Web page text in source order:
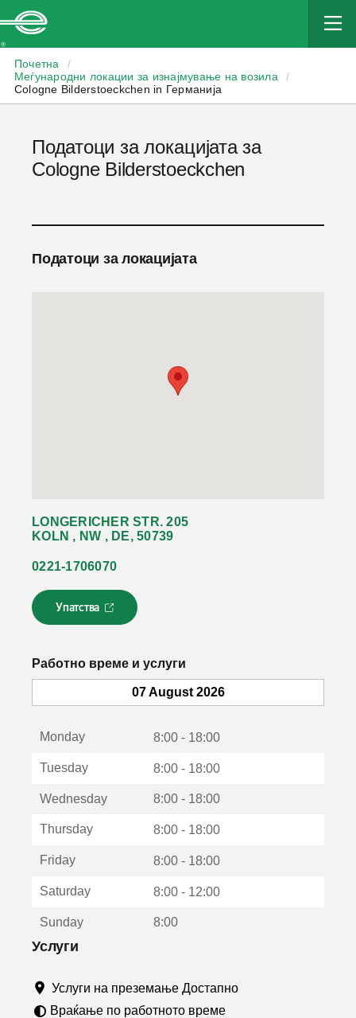
Почетна
/
Меѓународни локации за изнајмување на возила
/
Cologne Bilderstoeckchen in Германија
Податоци за локацијата за
Cologne Bilderstoeckchen
Податоци за локацијата
LONGERICHER STR. 205
KOLN , NW , DE, 50739
0221-1706070
Упатства
Л
и
к
с
о
р
Работно време и услуги
07 August 2026
Monday 8:00 - 18:00
Tuesday 8:00 - 18:00
Wednesday 8:00 - 18:00
Thursday 8:00 - 18:00
Friday 8:00 - 18:00
Saturday 8:00 - 12:00
Sunday 8:00
Услуги
Услуги на преземање Достапно
Враќање по работното време